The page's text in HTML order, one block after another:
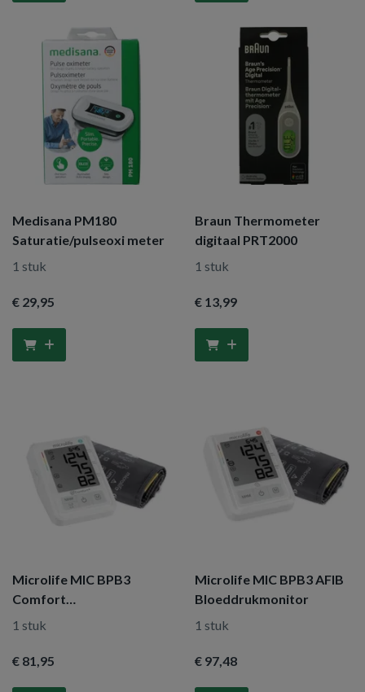
Medisana PM180
Saturatie/pulseoxi meter
1 stuk
€ 29,95
Braun Thermometer
digitaal PRT2000
1 stuk
€ 13,99
Microlife MIC BPB3
Comfort
bloeddrukmonitor
1 stuk
€ 81,95
Microlife MIC BPB3 AFIB
Bloeddrukmonitor
1 stuk
€ 97,48